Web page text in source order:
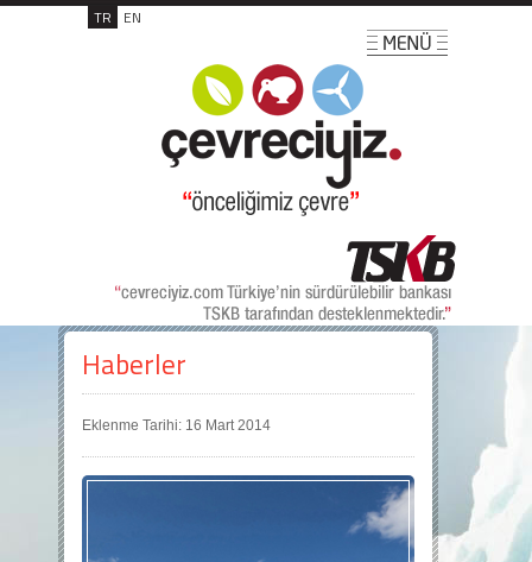
TR EN
Haberler
Eklenme Tarihi: 16 Mart 2014